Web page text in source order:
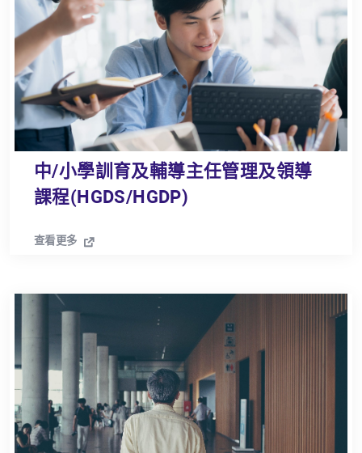
中/小學訓育及輔導主任管理及領導
課程(HGDS/HGDP)
查看更多